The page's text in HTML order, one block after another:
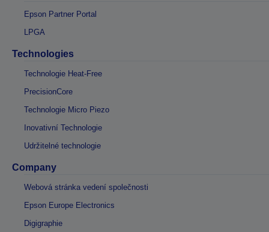
Epson Partner Portal
LPGA
Technologies
Technologie Heat-Free
PrecisionCore
Technologie Micro Piezo
Inovativní Technologie
Udržitelné technologie
Company
Webová stránka vedení společnosti
Epson Europe Electronics
Digigraphie